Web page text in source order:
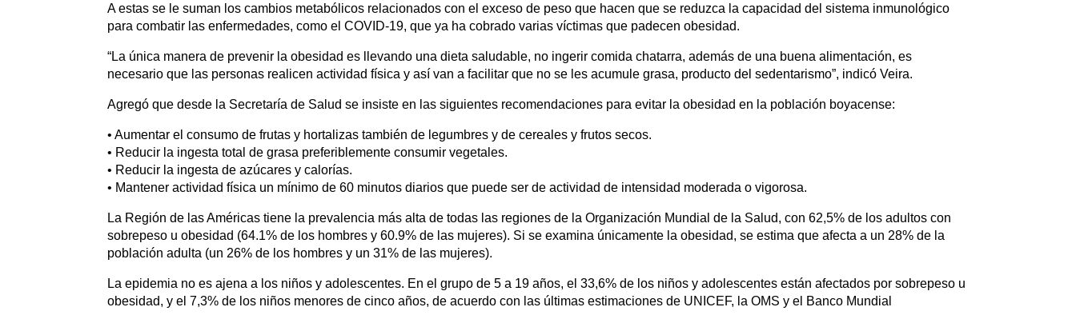
A estas se le suman los cambios metabólicos relacionados con el exceso de peso que hacen que se reduzca la capacidad del sistema inmunológico
para combatir las enfermedades, como el COVID-19, que ya ha cobrado varias víctimas que padecen obesidad.
“La única manera de prevenir la obesidad es llevando una dieta saludable, no ingerir comida chatarra, además de una buena alimentación, es
necesario que las personas realicen actividad física y así van a facilitar que no se les acumule grasa, producto del sedentarismo”, indicó Veira.
Agregó que desde la Secretaría de Salud se insiste en las siguientes recomendaciones para evitar la obesidad en la población boyacense:
• Aumentar el consumo de frutas y hortalizas también de legumbres y de cereales y frutos secos.
• Reducir la ingesta total de grasa preferiblemente consumir vegetales.
• Reducir la ingesta de azúcares y calorías.
• Mantener actividad física un mínimo de 60 minutos diarios que puede ser de actividad de intensidad moderada o vigorosa.
La Región de las Américas tiene la prevalencia más alta de todas las regiones de la Organización Mundial de la Salud, con 62,5% de los adultos con
sobrepeso u obesidad (64.1% de los hombres y 60.9% de las mujeres). Si se examina únicamente la obesidad, se estima que afecta a un 28% de la
población adulta (un 26% de los hombres y un 31% de las mujeres).
La epidemia no es ajena a los niños y adolescentes. En el grupo de 5 a 19 años, el 33,6% de los niños y adolescentes están afectados por sobrepeso u
obesidad, y el 7,3% de los niños menores de cinco años, de acuerdo con las últimas estimaciones de UNICEF, la OMS y el Banco Mundial